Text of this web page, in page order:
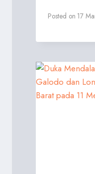
Posted on 17